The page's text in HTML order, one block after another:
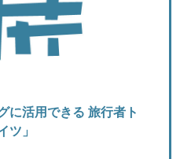
に活用できる 旅行者ト
ツ」